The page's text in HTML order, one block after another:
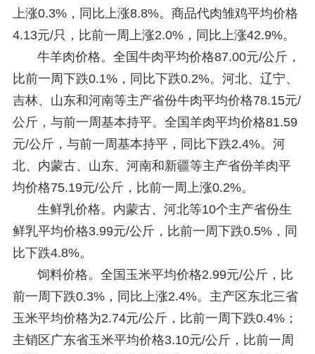
上涨0.3%，同比上涨8.8%。商品代肉雏鸡平均价格
4.13元/只，比前一周上涨2.0%，同比上涨42.9%。
牛羊肉价格。全国牛肉平均价格87.00元/公斤，
比前一周下跌0.1%，同比下跌0.2%。河北、辽宁、
吉林、山东和河南等主产省份牛肉平均价格78.15元/
公斤，与前一周基本持平。全国羊肉平均价格81.59
元/公斤，与前一周基本持平，同比下跌2.4%。河
北、内蒙古、山东、河南和新疆等主产省份羊肉平
均价格75.19元/公斤，比前一周上涨0.2%。
生鲜乳价格。内蒙古、河北等10个主产省份生
鲜乳平均价格3.99元/公斤，比前一周下跌0.5%，同
比下跌4.8%。
饲料价格。全国玉米平均价格2.99元/公斤，比
前一周下跌0.3%，同比上涨2.4%。主产区东北三省
玉米平均价格为2.74元/公斤，比前一周下跌0.4%；
主销区广东省玉米平均价格3.10元/公斤，比前一周